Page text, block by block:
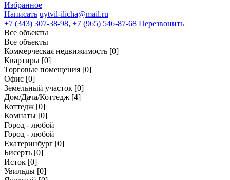
Избранное
Написать uytvil-ilicha@mail.ru
+7 (343) 307-38-98, +7 (965) 546-87-68 Перезвонить
Все объекты
Все объекты
Коммерческая недвижимость [0]
Квартиры [0]
Торговые помещения [0]
Офис [0]
Земельный участок [0]
Дом/Дача/Коттедж [4]
Коттедж [0]
Комнаты [0]
Город - любой
Город - любой
Екатеринбург [0]
Бисерть [0]
Исток [0]
Увильды [0]